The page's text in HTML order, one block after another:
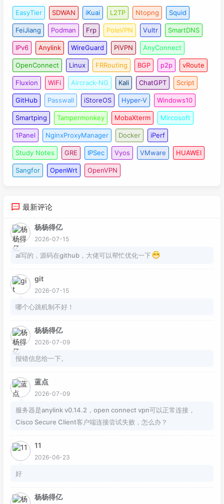
EasyTier SDWAN iKuai L2TP Ntopng Squid
FeiJiang Podman Frp PoleVPN Vultr SmartDNS
IPv6 Anylink WireGuard PiVPN AnyConnect
OpenConnect Linux FRRouting BGP p2p vRoute
Fluxion WiFi Aircrack-NG Kali ChatGPT Script
GitHub Passwall iStoreOS Hyper-V Windows10
Smartping Tampermonkey MobaXterm Mircosoft
1Panel NginxProxyManager Docker iPerf
Study Notes GRE IPSec Vyos VMware HUAWEI
Sangfor OpenWrt OpenVPN
最新评论
杨杨得亿
2026-07-15
ai写的，源码在github，大佬可以帮忙优化一下
git
2026-07-15
哪个心跳机制不好！
杨杨得亿
2026-07-09
报错信息给一下。
蓝点
2026-07-09
服务器是anylink v0.14.2，open connect vpn可以正常连接，
Cisco Secure Client客户端连接尝试失败，怎么办？
11
2026-06-23
好
杨杨得亿